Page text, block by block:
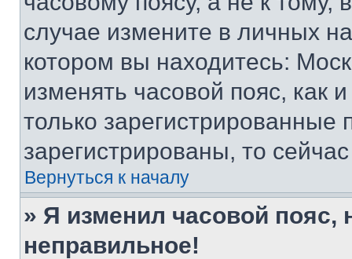
случае измените в личных
котором вы находитесь:
изменять часовой пояс, как
только
зарегистрированы, то
Вернуться к началу
» Я изменил часовой пояс,
неправильное!